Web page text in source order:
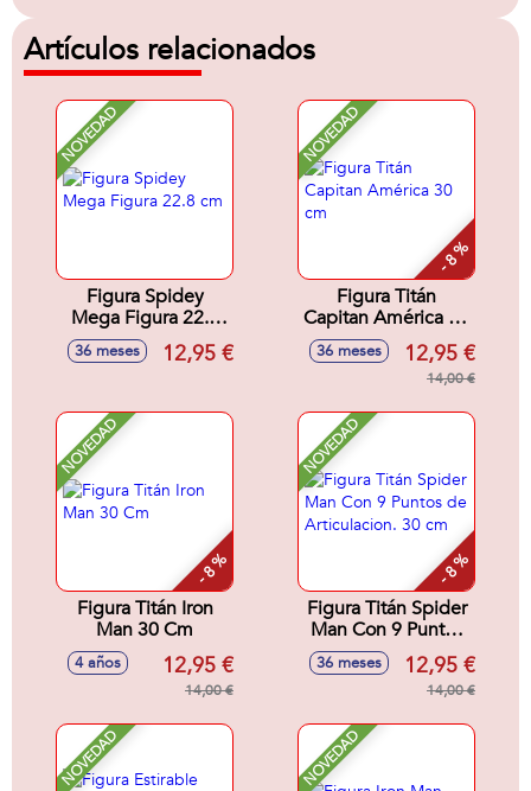
Artículos relacionados
NOVEDAD
Figura Spidey
Mega Figura 22.8
cm
36 meses 12,95 €
NOVEDAD
- 8 %
Figura Titán
Capitan América 30
cm
36 meses 12,95 €
14,00 €
NOVEDAD
- 8 %
Figura Titán Iron
Man 30 Cm
4 años 12,95 €
14,00 €
NOVEDAD
- 8 %
Figura Titán Spider
Man Con 9 Puntos
de Articulacion. 30
cm
36 meses 12,95 €
14,00 €
NOVEDAD NOVEDAD